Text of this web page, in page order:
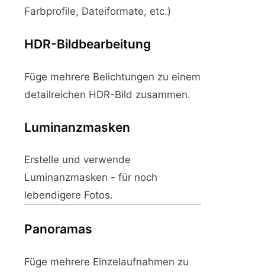
Farbprofile, Dateiformate, etc.)
HDR-Bildbearbeitung
Füge mehrere Belichtungen zu einem
detailreichen HDR-Bild zusammen.
Luminanzmasken
Erstelle und verwende
Luminanzmasken - für noch
lebendigere Fotos.
Panoramas
Füge mehrere Einzelaufnahmen zu